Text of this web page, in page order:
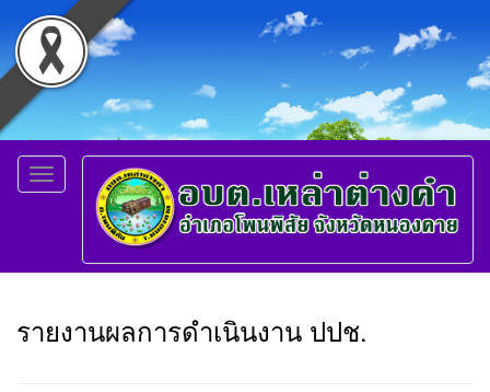
Toggle
navigation
รายงานผลการดำเนินงาน ปปช.